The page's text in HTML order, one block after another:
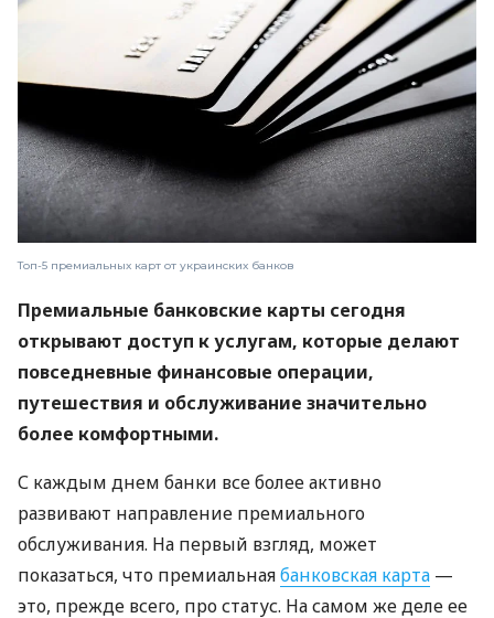
Топ-5 премиальных карт от украинских банков
Премиальные банковские карты сегодня
открывают доступ к услугам, которые делают
повседневные финансовые операции,
путешествия и обслуживание значительно
более комфортными.
С каждым днем ​​банки все более активно
развивают направление премиального
обслуживания. На первый взгляд, может
показаться, что премиальнаябанковская карта —
это, прежде всего, про статус. На самом же деле ее